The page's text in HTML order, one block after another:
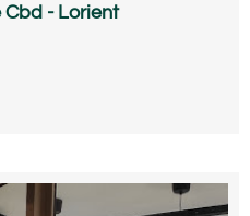
Cbd - Lorient